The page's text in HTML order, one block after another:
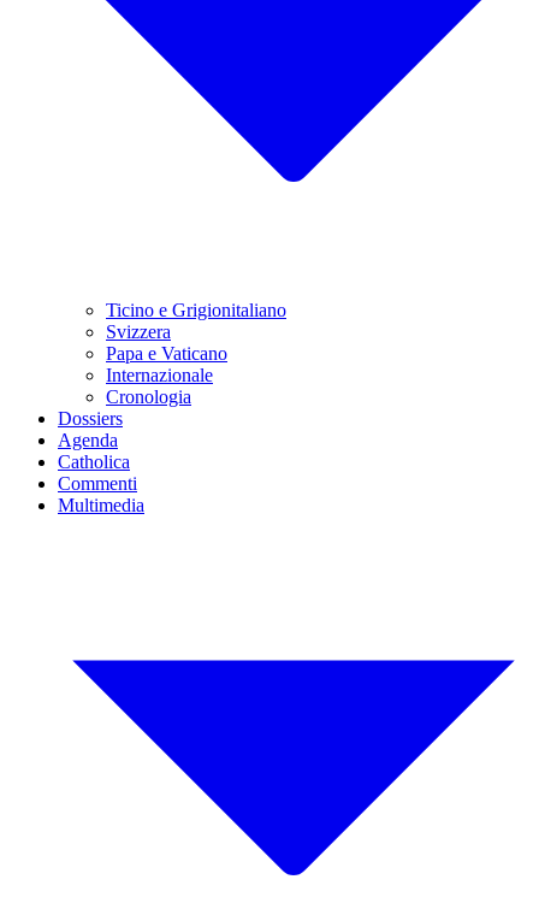
Ticino e Grigionitaliano
Svizzera
Papa e Vaticano
Internazionale
Cronologia
Dossiers
Agenda
Catholica
Commenti
Multimedia